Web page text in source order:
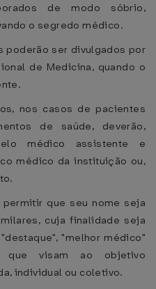
de modo sóbrio,
o segredo médico.
poderão ser divulgados por
de Medicina, quando o
nos casos de pacientes
de saúde, deverão,
médico assistente e
médico da instituição ou,
que seu nome seja
cuja finalidade seja
"melhor médico"
que visam ao objetivo
individual ou coletivo.